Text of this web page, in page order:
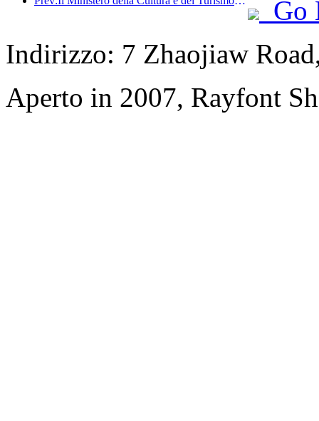
Go
Indirizzo: 7 Zhaojiaw
Aperto in 2007, Rayfont